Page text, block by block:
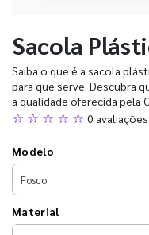
Sacola
Saiba o que é a sacola
para que serve. Descubra
a qualidade oferecida pela
☆ ☆ ☆ ☆ ☆ 0 avaliações
Modelo
Material